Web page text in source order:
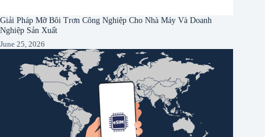
Giải Pháp Mỡ Bôi Trơn Công Nghiệp Cho Nhà Máy Và Doanh
Nghiệp Sản Xuất
June 25, 2026